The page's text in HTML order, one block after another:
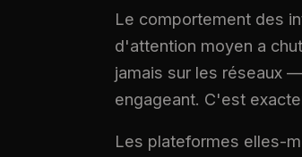
Le comportement des
d'attention moyen a
jamais sur les réseaux
engageant. C'est
Les plateformes elles-